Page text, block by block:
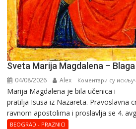
Sveta Marija Magdalena –
04/08/2026 Alex Коментари су
Marija Magdalena je bila učenica i
pratilja Isusa iz Nazareta. Pravoslavna
ravnom apostolima i proslavlja se 4.
BEOGRAD - PRAZNICI